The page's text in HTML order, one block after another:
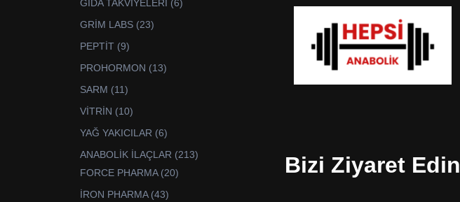
GIDA TAKVİYELERİ 66
GRİM LABS 2323
PEPTİT 99
PROHORMON 1313
SARM 1111
VİTRİN 1010
YAĞ YAKICILAR 66
ANABOLİK İLAÇLAR 213213
FORCE PHARMA 2020
İRON PHARMA 4343
Bizi Ziyaret Edin